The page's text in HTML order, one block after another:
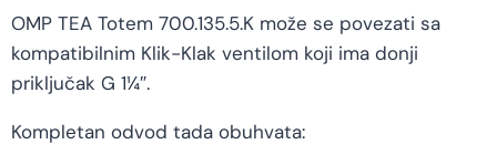
OMP TEA Totem 700.135.5.K može se povezati sa
kompatibilnim Klik-Klak ventilom koji ima donji
priključak G 1¼″.
Kompletan odvod tada obuhvata: